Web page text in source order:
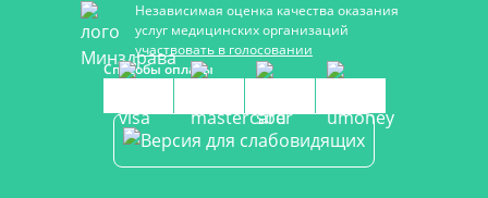
Независимая оценка качества оказания
услуг медицинских организаций
участвовать в голосовании
Способы оплаты